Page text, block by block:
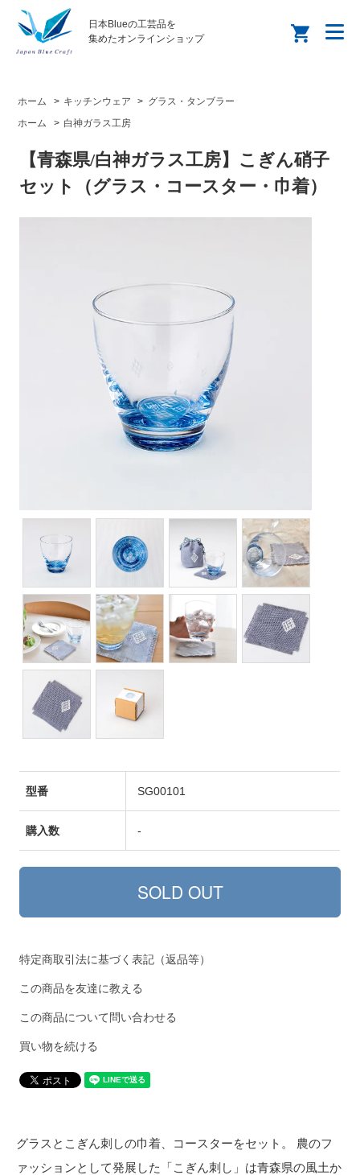
日本Blueの工芸品を
集めたオンラインショップ
ホーム > キッチンウェア > グラス・タンブラー
ホーム
> 白神ガラス工房
【青森県/白神ガラス工房】こぎん硝子
セット（グラス・コースター・巾着）
型番 SG00101
購入数 -
特定商取引法に基づく表記（返品等）
この商品を友達に教える
この商品について問い合わせる
買い物を続ける
グラスとこぎん刺しの巾着、コースターをセット。 農のフ
ァッションとして発展した「こぎん刺し」は青森県の風土か